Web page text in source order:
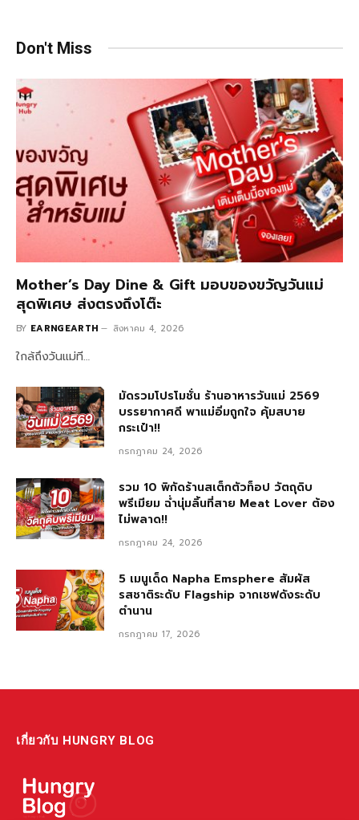
Don't Miss
Mother’s Day Dine & Gift มอบของขวัญวันแม่
สุดพิเศษ ส่งตรงถึงโต๊ะ
BY EARNGEARTH สิงหาคม 4, 2026
ใกล้ถึงวันแม่ที…
มัดรวมโปรโมชั่น ร้านอาหารวันแม่ 2569
บรรยากาศดี พาแม่อิ่มถูกใจ คุ้มสบาย
กระเป๋า!!
กรกฎาคม 24, 2026
รวม 10 พิกัดร้านสเต็กตัวท็อป วัตถุดิบ
พรีเมียม ฉ่ำนุ่มลิ้นที่สาย Meat Lover ต้อง
ไม่พลาด!!
กรกฎาคม 24, 2026
5 เมนูเด็ด Napha Emsphere สัมผัส
รสชาติระดับ Flagship จากเชฟดังระดับ
ตำนาน
กรกฎาคม 17, 2026
เกี่ยวกับ HUNGRY BLOG